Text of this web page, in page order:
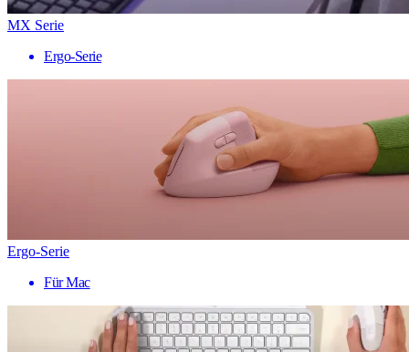
MX Serie
Ergo-Serie
Ergo-Serie
Für Mac